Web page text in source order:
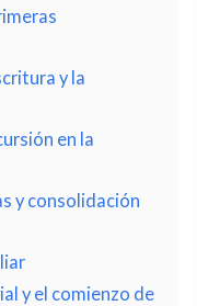
y la
en la
y consolidación
y el comienzo de